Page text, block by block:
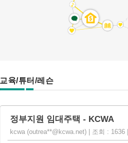
교육/튜터/레슨
정부지원 임대주택 - KCWA
kcwa (outrea**@kcwa.net) | 조회 : 1636